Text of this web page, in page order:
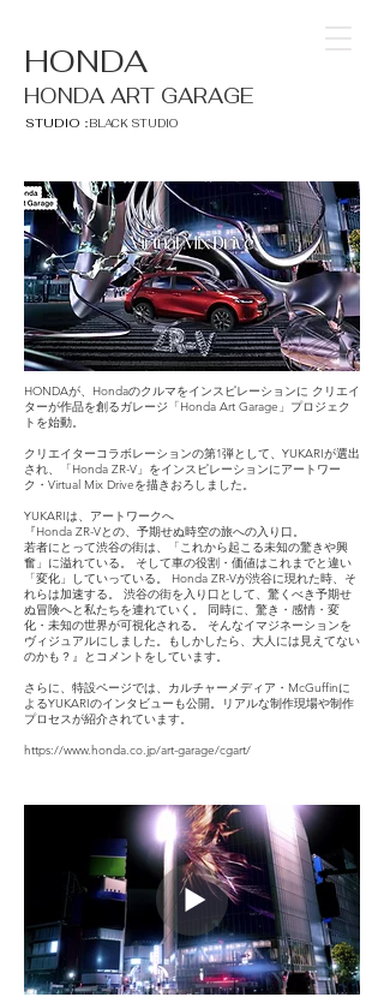
HONDA
HONDA ART GARAGE
STUDIO：BLACK STUDIO
HONDAが、Hondaのクルマをインスピレーションに クリエイ
ターが作品を創るガレージ「Honda Art Garage」プロジェク
トを始動。
クリエイターコラボレーションの第1弾として、YUKARIが選出
され、「Honda ZR-V」をインスピレーションにアートワー
ク・Virtual Mix Driveを描きおろしました。
YUKARIは、アートワークへ
『Honda ZR-Vとの、予期せぬ時空の旅への入り口。
若者にとって渋谷の街は、「これから起こる未知の驚きや興
奮」に溢れている。 そして車の役割・価値はこれまでと違い
「変化」していっている。 Honda ZR-Vが渋谷に現れた時、そ
れらは加速する。 渋谷の街を入り口として、驚くべき予期せ
ぬ冒険へと私たちを連れていく。 同時に、驚き・感情・変
化・未知の世界が可視化される。 そんなイマジネーションを
ヴィジュアルにしました。もしかしたら、大人には見えてない
のかも？』とコメントをしています。
さらに、特設ページでは、カルチャーメディア・McGuffinに
よるYUKARIのインタビューも公開。リアルな制作現場や制作
プロセスが紹介されています。
https://www.honda.co.jp/art-garage/cgart/